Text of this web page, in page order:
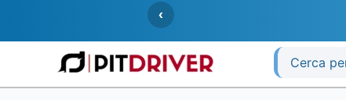
‹
Ricerca
per: